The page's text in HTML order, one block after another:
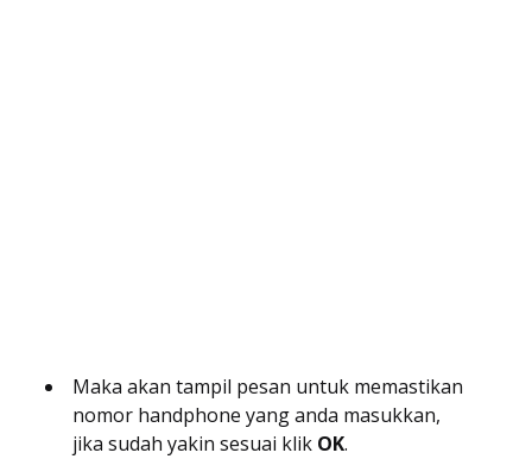
Maka akan tampil pesan untuk memastikan
nomor handphone yang anda masukkan,
jika sudah yakin sesuai klik OK.